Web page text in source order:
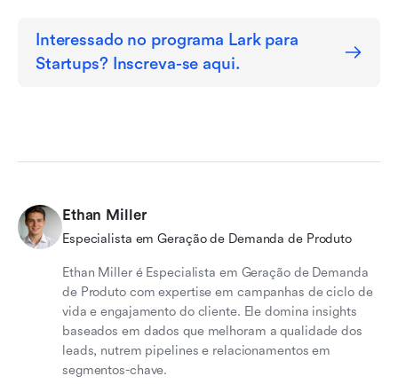
Interessado no programa Lark para
Startups? Inscreva-se aqui.
Ethan Miller
Especialista em Geração de Demanda de Produto
Ethan Miller é Especialista em Geração de Demanda
de Produto com expertise em campanhas de ciclo de
vida e engajamento do cliente. Ele domina insights
baseados em dados que melhoram a qualidade dos
leads, nutrem pipelines e relacionamentos em
segmentos-chave.